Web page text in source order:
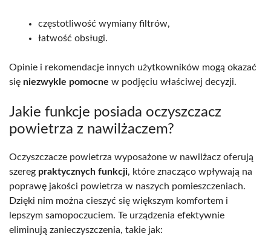
częstotliwość wymiany filtrów,
łatwość obsługi.
Opinie i rekomendacje innych użytkowników mogą okazać
się niezwykle pomocne w podjęciu właściwej decyzji.
Jakie funkcje posiada oczyszczacz
powietrza z nawilżaczem?
Oczyszczacze powietrza wyposażone w nawilżacz oferują
szereg praktycznych funkcji, które znacząco wpływają na
poprawę jakości powietrza w naszych pomieszczeniach.
Dzięki nim można cieszyć się większym komfortem i
lepszym samopoczuciem. Te urządzenia efektywnie
eliminują zanieczyszczenia, takie jak: